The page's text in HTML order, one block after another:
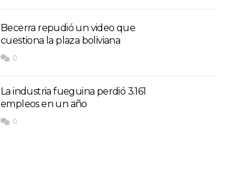
Becerra repudió un video que
cuestiona la plaza boliviana
0
La industria fueguina perdió 3.161
empleos en un año
0